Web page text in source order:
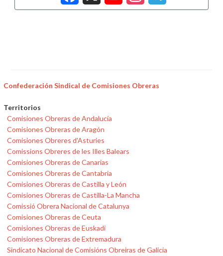
Confederación Sindical de Comisiones Obreras
Territorios
Comisiones Obreras de Andalucía
Comisiones Obreras de Aragón
Comisiones Obreres d'Asturies
Comissions Obreres de les Illes Balears
Comisiones Obreras de Canarias
Comisiones Obreras de Cantabria
Comisiones Obreras de Castilla y León
Comisiones Obreras de Castilla-La Mancha
Comissió Obrera Nacional de Catalunya
Comisiones Obreras de Ceuta
Comisiones Obreras de Euskadi
Comisiones Obreras de Extremadura
Sindicato Nacional de Comisións Obreiras de Galicia